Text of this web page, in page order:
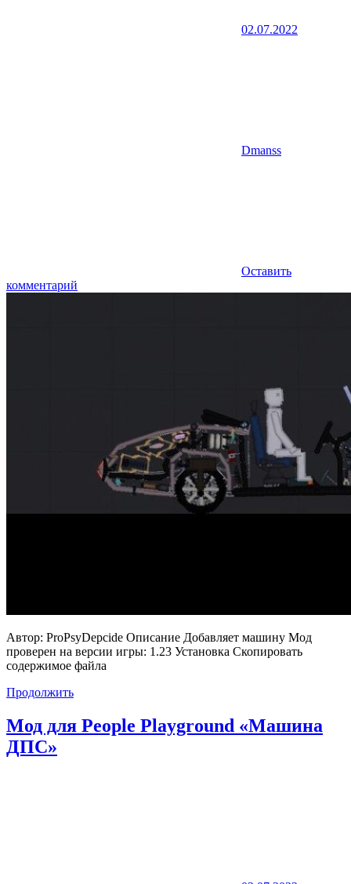
02.07.2022
Dmanss
Оставить
комментарий
Автор: ProPsyDepcide Описание Добавляет машину Мод
проверен на версии игры: 1.23 Установка Скопировать
содержимое файла
Продолжить
Мод для People Playground «Машина
ДПС»